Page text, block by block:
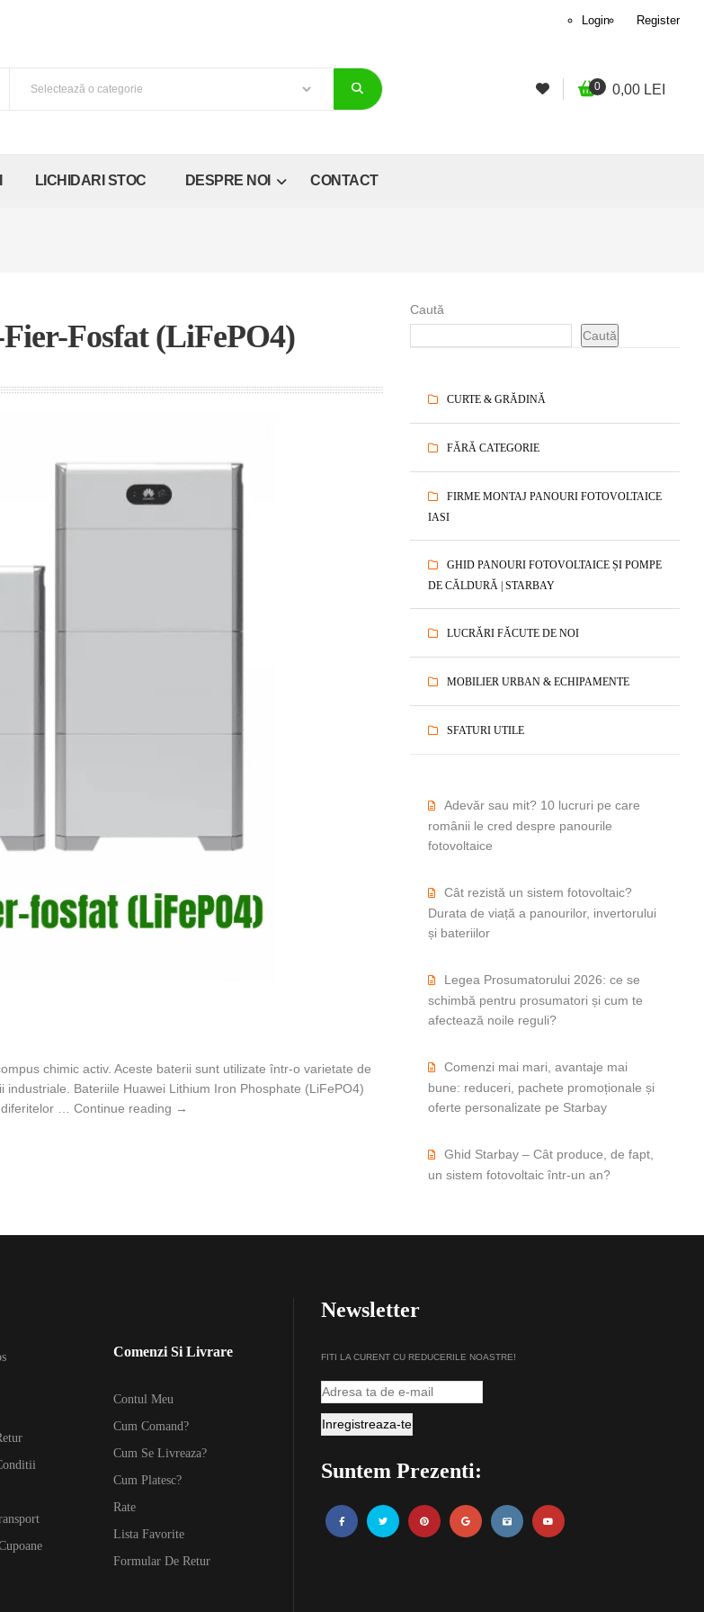
Login Register
0 0,00 LEI
LICHIDARI STOC DESPRE NOI CONTACT
Caută
Caută
CURTE & GRĂDINĂ
FĂRĂ CATEGORIE
FIRME MONTAJ PANOURI FOTOVOLTAICE
IASI
GHID PANOURI FOTOVOLTAICE ȘI POMPE
DE CĂLDURĂ | STARBAY
LUCRĂRI FĂCUTE DE NOI
MOBILIER URBAN & ECHIPAMENTE
SFATURI UTILE
Adevăr sau mit? 10 lucruri pe care
românii le cred despre panourile
fotovoltaice
Cât rezistă un sistem fotovoltaic?
Durata de viață a panourilor, invertorului
și bateriilor
Legea Prosumatorului 2026: ce se
schimbă pentru prosumatori și cum te
afectează noile reguli?
Comenzi mai mari, avantaje mai
bune: reduceri, pachete promoționale și
oferte personalizate pe Starbay
Ghid Starbay – Cât produce, de fapt,
un sistem fotovoltaic într-un an?
Fosfat (LiFePO4)
chimic activ. Aceste baterii sunt utilizate într-o varietate de
Bateriile Huawei Lithium Iron Phosphate (LiFePO4)
diferitelor … Continue reading Bateriile Huawei litiu-fier-fosfat (LiFePO4)￼
→
Comenzi Si Livrare
Contul Meu
Cum Comand?
Cum Se Livreaza?
Cum Platesc?
Rate
Lista Favorite
Formular De Retur
Newsletter
FITI LA CURENT CU REDUCERILE NOASTRE!
Suntem Prezenti: